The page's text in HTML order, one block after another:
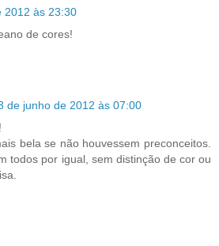
2012 às 23:30
de cores!
de junho de 2012 às 07:00
bela se não houvessem preconceitos.
todos por igual, sem distinção de cor ou